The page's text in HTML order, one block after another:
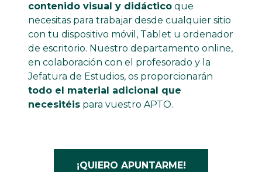
contenido visual y didáctico que
necesitas para trabajar desde cualquier sitio
con tu dispositivo móvil, Tablet u ordenador
de escritorio. Nuestro departamento online,
en colaboración con el profesorado y la
Jefatura de Estudios, os proporcionarán
todo el material adicional que
necesitéis para vuestro APTO.
¡QUIERO APUNTARME!